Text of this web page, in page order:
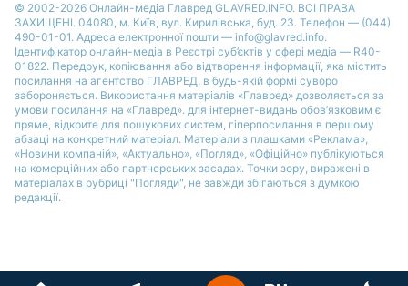
Новини Одеси
© 2002-2026 Онлайн-медіа Главред GLAVRED.INFO. ВСІ ПРАВА
ЗАХИЩЕНІ. 04080, м. Київ, вул. Кирилівська, буд. 23. Телефон — (044)
490-01-01. Адреса електронної пошти — info@glavred.info.
Ідентифікатор онлайн-медіа в Реєстрі суб’єктів у сфері медіа — R40-
01822. Передрук, копіювання або відтворення інформації, яка містить
посилання на агентство ГЛАВРЕД, в будь-якій формi суворо
забороняється. Використання матеріалів «Главред» дозволяється за
умови посилання на «Главред». для інтернет-видань обов’язковим є
пряме, відкрите для пошукових систем, гіперпосилання в першому
абзаці на конкретний матеріал. Матеріали з плашками «Реклама»,
«Новини компаній», «Актуально», «Погляд», «Офіційно» публікуються
на комерційних або партнерських засадах. Точки зору, виражені в
матеріалах в рубриці "Погляди", не завжди збігаються з думкою
редакції.